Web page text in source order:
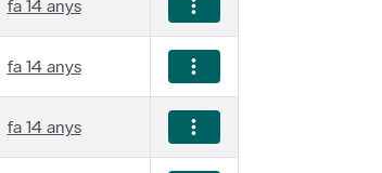
fa 14 anys
fa 14 anys
fa 14 anys